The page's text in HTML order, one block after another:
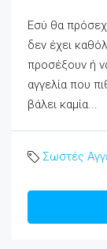
Εσύ θα
δεν έχει
προσέξουν ή
αγγελία που
βάλει καμία...
Σωστές